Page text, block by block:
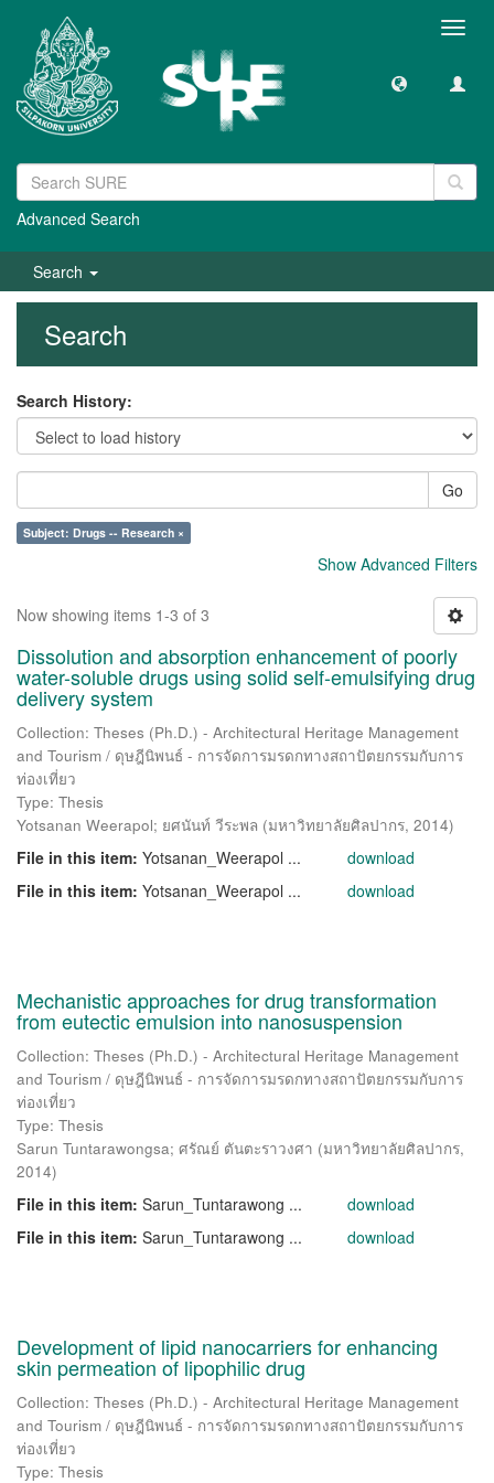
Advanced Search
Search
Search
Search History:
Go
Subject: Drugs -- Research ×
Show Advanced Filters
Now showing items 1-3 of 3
Dissolution and absorption enhancement of poorly
water-soluble drugs using solid self-emulsifying drug
delivery system
Collection: Theses (Ph.D.) - Architectural Heritage Management
and Tourism / ดุษฎีนิพนธ์ - การจัดการมรดกทางสถาปัตยกรรมกับการ
ท่องเที่ยว
Type: Thesis
Yotsanan Weerapol; ยศนันท์ วีระพล (มหาวิทยาลัยศิลปากร, 2014)
File in this item: Yotsanan_Weerapol ...
download
File in this item: Yotsanan_Weerapol ... download
Mechanistic approaches for drug transformation
from eutectic emulsion into nanosuspension
Collection: Theses (Ph.D.) - Architectural Heritage Management
and Tourism / ดุษฎีนิพนธ์ - การจัดการมรดกทางสถาปัตยกรรมกับการ
ท่องเที่ยว
Type: Thesis
Sarun Tuntarawongsa; ศรัณย์ ตันตะราวงศา (มหาวิทยาลัยศิลปากร,
2014)
File in this item: Sarun_Tuntarawong ...
download
File in this item: Sarun_Tuntarawong ... download
Development of lipid nanocarriers for enhancing
skin permeation of lipophilic drug
Collection: Theses (Ph.D.) - Architectural Heritage Management
and Tourism / ดุษฎีนิพนธ์ - การจัดการมรดกทางสถาปัตยกรรมกับการ
ท่องเที่ยว
Type: Thesis